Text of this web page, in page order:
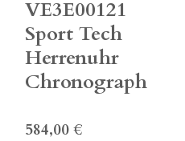
VE3E00121
Sport Tech
Herrenuhr
Chronograph
584,00 €